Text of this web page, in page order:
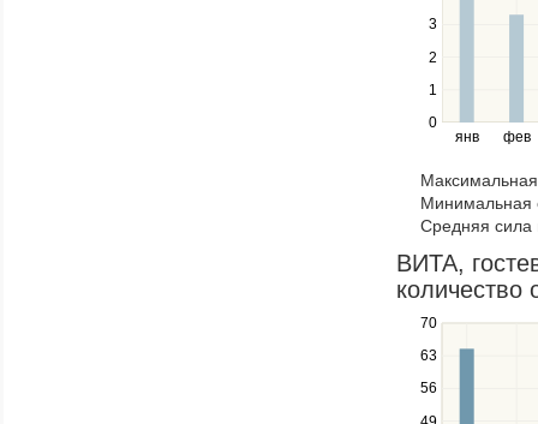
янв фев
0
1
2
3
Use
the
and
right
navigate
through
items
in
a
series.
Минимальная
Средняя сила
ВИТА,
количество
56
63
70
Use
the
and
down